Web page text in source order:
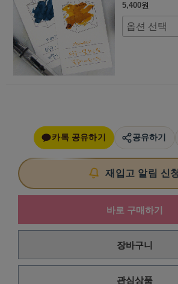
5,400원
카톡 공유하기 공유하기
재입고 알림 신청
바로 구매하기
장바구니
관심상품